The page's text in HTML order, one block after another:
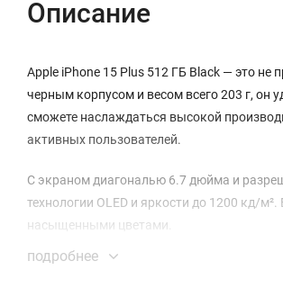
Описание
Apple iPhone 15 Plus 512 ГБ Black — это не
черным корпусом и весом всего 203 г,
сможете наслаждаться высокой
активных пользователей.
С экраном диагональю 6.7 дюйма и
технологии OLED и яркости до 1200 кд/
насыщенными цветами.
Камера устройства позволит вам
подробнее